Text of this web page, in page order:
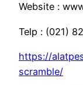
Website :
Telp : (021)
https://
scramble/